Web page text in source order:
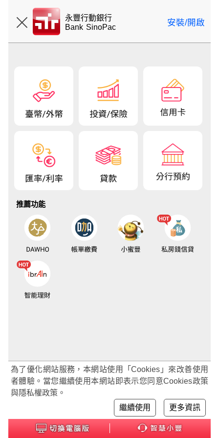
永豐行動銀行
Bank SinoPac
安裝/開啟
推薦功能
為了優化網站服務，本網站使用「Cookies」來改善使用
者體驗。當您繼續使用本網站即表示您同意Cookies政策
與隱私權政策。